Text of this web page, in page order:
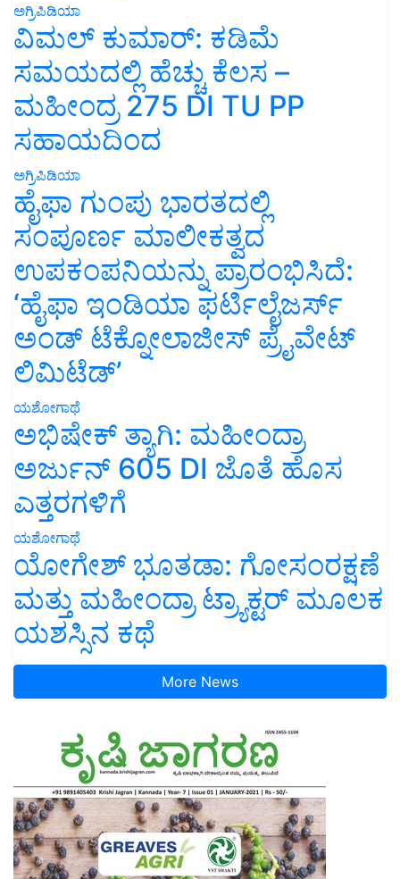
ಅಗ್ರಿಪಿಡಿಯಾ
ವಿಮಲ್ ಕುಮಾರ್: ಕಡಿಮೆ
ಸಮಯದಲ್ಲಿ ಹೆಚ್ಚು ಕೆಲಸ –
ಮಹೀಂದ್ರ 275 DI TU PP
ಸಹಾಯದಿಂದ
ಅಗ್ರಿಪಿಡಿಯಾ
ಹೈಫಾ ಗುಂಪು ಭಾರತದಲ್ಲಿ
ಸಂಪೂರ್ಣ ಮಾಲೀಕತ್ವದ
ಉಪಕಂಪನಿಯನ್ನು ಪ್ರಾರಂಭಿಸಿದೆ:
‘ಹೈಫಾ ಇಂಡಿಯಾ ಫರ್ಟಿಲೈಜರ್ಸ್
ಅಂಡ್ ಟೆಕ್ನೋಲಾಜೀಸ್ ಪ್ರೈವೇಟ್
ಲಿಮಿಟೆಡ್’
ಯಶೋಗಾಥೆ
ಅಭಿಷೇಕ್ ತ್ಯಾಗಿ: ಮಹೀಂದ್ರಾ
ಅರ್ಜುನ್ 605 DI ಜೊತೆ ಹೊಸ
ಎತ್ತರಗಳಿಗೆ
ಯಶೋಗಾಥೆ
ಯೋಗೇಶ್ ಭೂತಡಾ: ಗೋಸಂರಕ್ಷಣೆ
ಮತ್ತು ಮಹೀಂದ್ರಾ ಟ್ರ್ಯಾಕ್ಟರ್ ಮೂಲಕ
ಯಶಸ್ಸಿನ ಕಥೆ
More News